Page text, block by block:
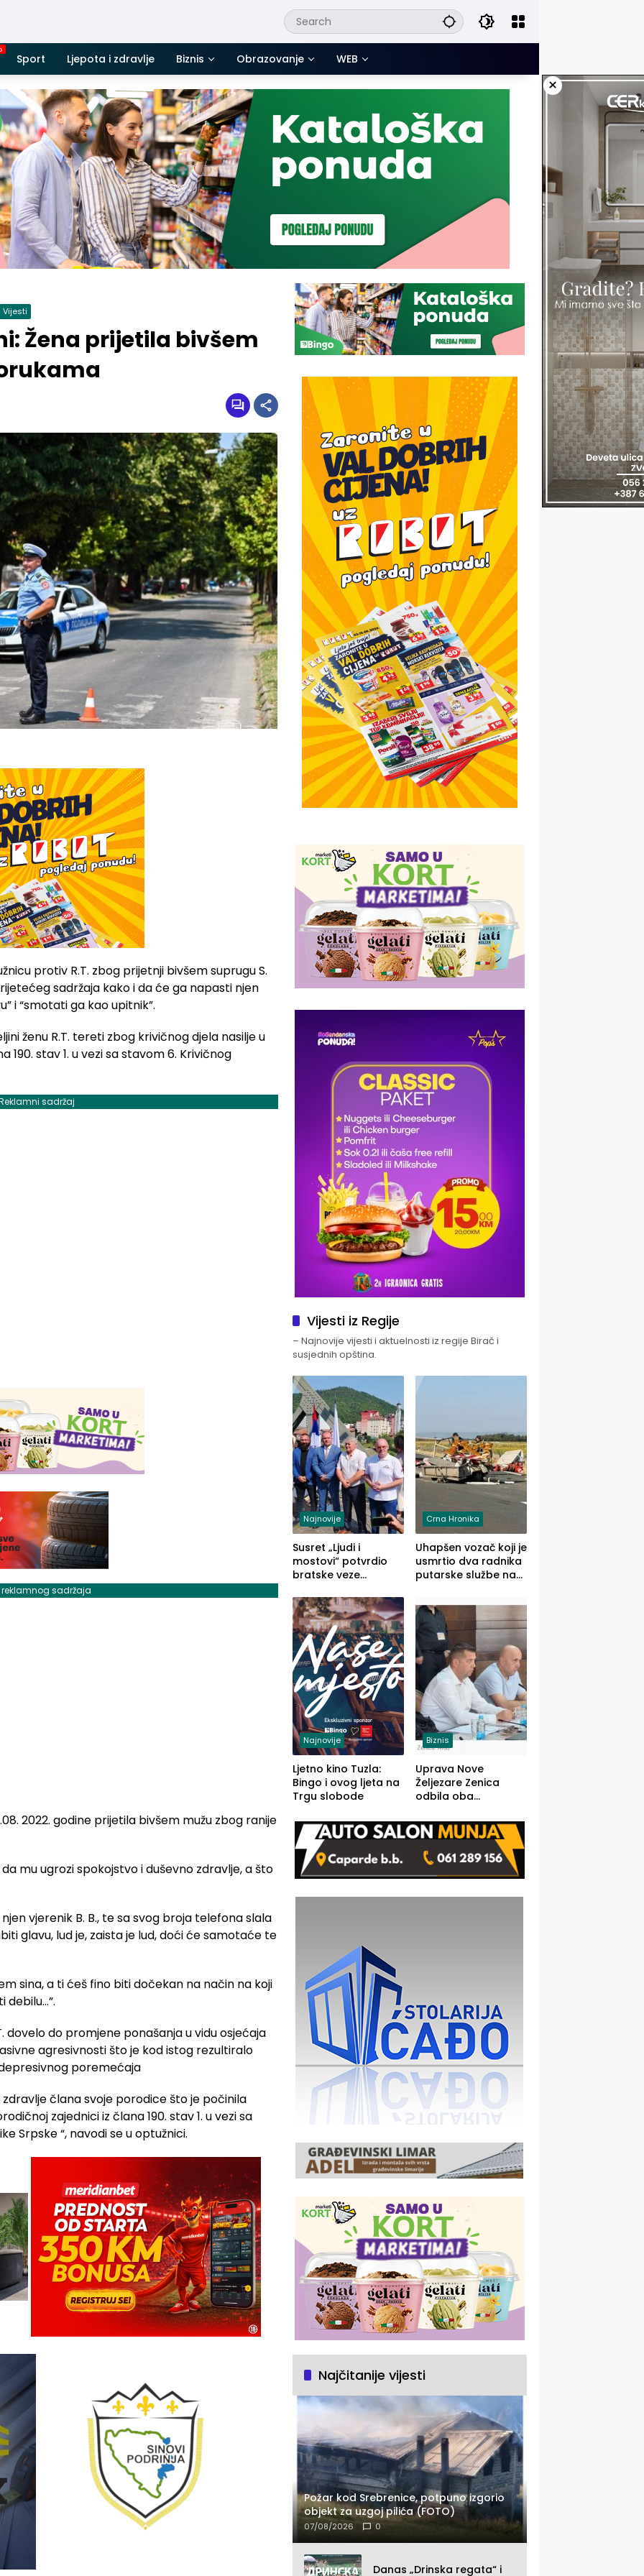
Sport Ljepota i zdravlje Biznis Obrazovanje WEB
×
Vijesti
Žena prijetila bivšem
protiv R.T. zbog prijetnji bivšem suprugu S.
sadržaja kako i da će ga napasti njen
i “smotati ga kao upitnik”.
ženu R.T. tereti zbog krivičnog djela nasilje u
stav 1. u vezi sa stavom 6. Krivičnog
sadržaj
reklamnog sadržaja
2022. godine prijetila bivšem mužu zbog ranije
mu ugrozi spokojstvo i duševno zdravlje, a što
vjerenik B. B., te sa svog broja telefona slala
glavu, lud je, zaista je lud, doći će samotaće te
sina, a ti ćeš fino biti dočekan na način na koji
dovelo do promjene ponašanja u vidu osjećaja
agresivnosti što je kod istog rezultiralo
poremećaja
člana svoje porodice što je počinila
zajednici iz člana 190. stav 1. u vezi sa
Srpske “, navodi se u optužnici.
Vijesti iz Regije
– Najnovije vijesti i aktuelnosti iz regije Birač i
susjednih opština.
Najnovije
Susret „Ljudi i
mostovi“ potvrdio
bratske veze
Zvornika
Crna Hronika
Uhapšen vozač koji je
usmrtio dva radnika
putarske službe na
prema Šapcu
(FOTO)
Najnovije
Ljetno kino Tuzla:
Bingo i ovog ljeta na
Trgu slobode
Biznis
Uprava Nove
Željezare Zenica
odbila oba
FBiH: Ustrajni da je
stečaj jedino rješenje
Najčitanije vijesti
Požar kod Srebrenice, potpuno izgorio
objekt za uzgoj pilića (FOTO)
07/08/2026 0
Danas „Drinska regata“ i